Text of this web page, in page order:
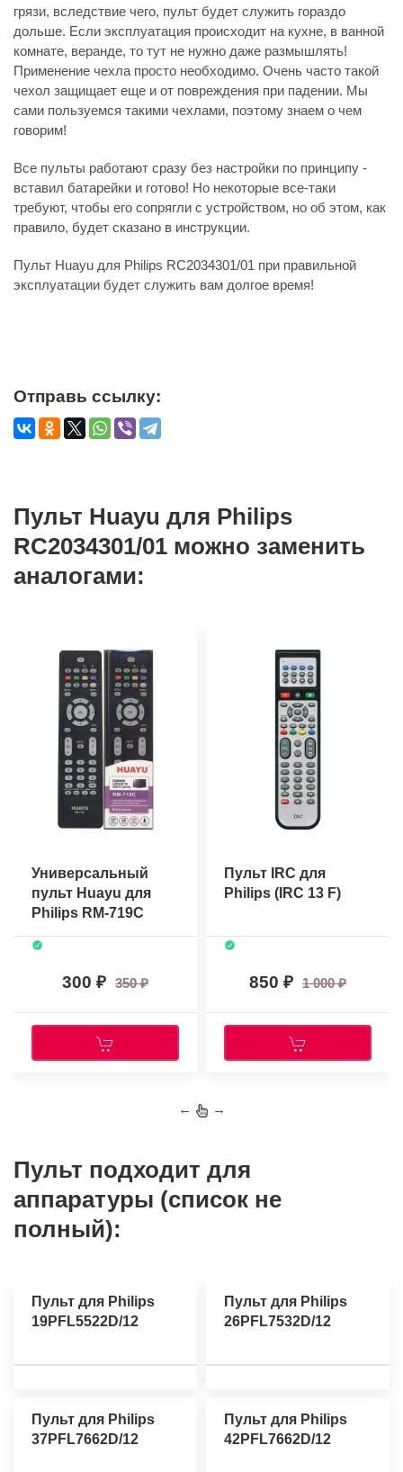
грязи, вследствие чего, пульт будет служить гораздо
дольше. Если эксплуатация происходит на кухне, в ванной
комнате, веранде, то тут не нужно даже размышлять!
Применение чехла просто необходимо. Очень часто такой
чехол защищает еще и от повреждения при падении. Мы
сами пользуемся такими чехлами, поэтому знаем о чем
говорим!
Все пульты работают сразу без настройки по принципу -
вставил батарейки и готово! Но некоторые все-таки
требуют, чтобы его сопрягли с устройством, но об этом, как
правило, будет сказано в инструкции.
Пульт Huayu для Philips RC2034301/01 при правильной
эксплуатации будет служить вам долгое время!
Отправь ссылку:
Пульт Huayu для Philips
RC2034301/01 можно заменить
аналогами:
Универсальный
пульт Huayu для
Philips RM-719C
300 350
Пульт IRC для
Philips (IRC 13 F)
850 1 000
← →
Пульт подходит для
аппаратуры (список не
полный):
Пульт для Philips
19PFL5522D/12
Пульт для Philips
26PFL7532D/12
Пульт для Philips
37PFL7662D/12
Пульт для Philips
42PFL7662D/12